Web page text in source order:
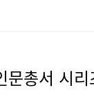
문총서 시리